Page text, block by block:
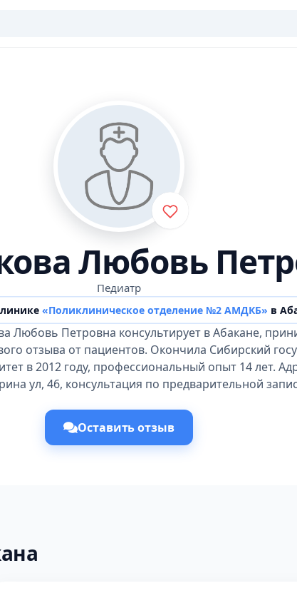
Любовь
Педиатр
«Поликлиническое отделение №2 АМДКБ» в
Любовь Петровна консультирует в Абакане,
отзыва от пациентов. Окончила Сибирский
в 2012 году, профессиональный опыт 14 лет.
ул, 46, консультация по предварительной
Оставить отзыв